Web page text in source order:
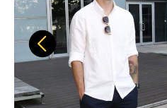
Předchozí